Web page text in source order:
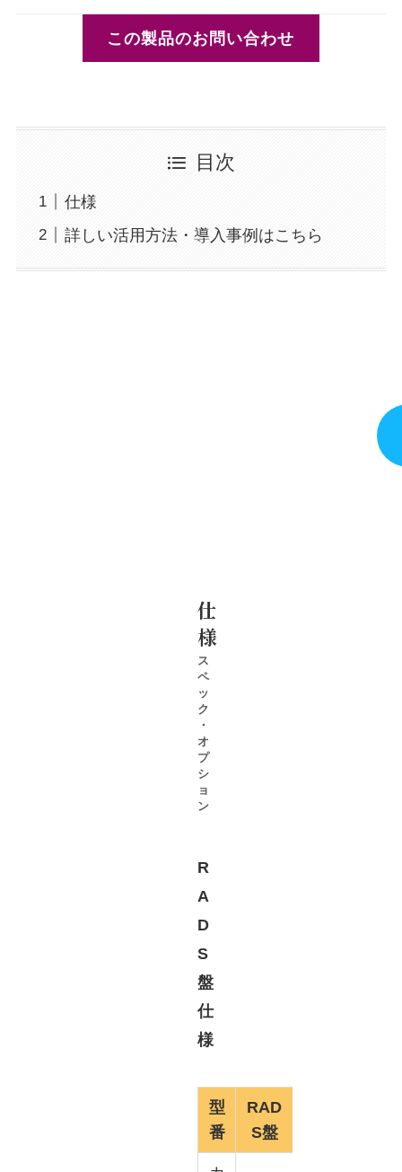
この製品のお問い合わせ
目次
仕様
詳しい活用方法・導入事例はこちら
仕
様
ス
ペ
ッ
ク
・
オ
プ
シ
ョ
ン
R
A
D
S
盤
仕
様
型
番
RAD
S盤